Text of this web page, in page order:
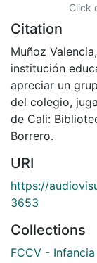
Click
Citation
Muñoz
institución
apreciar un
del colegio,
de Cali:
Borrero.
URI
https://
3653
Collections
FCCV -